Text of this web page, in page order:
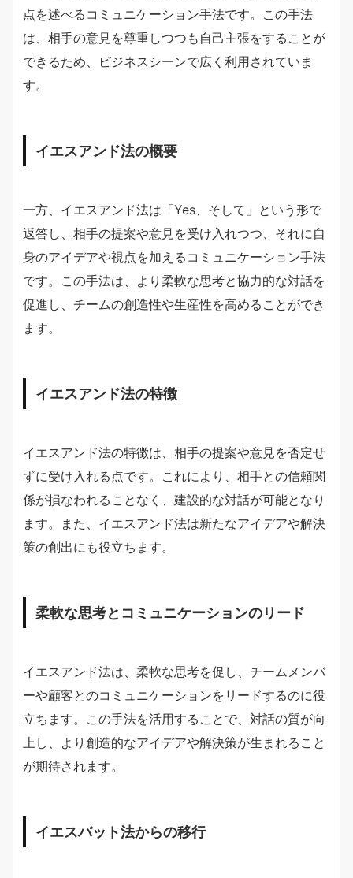
点を述べるコミュニケーション手法です。この手法
は、相手の意見を尊重しつつも自己主張をすることが
できるため、ビジネスシーンで広く利用されていま
す。
イエスアンド法の概要
一方、イエスアンド法は「Yes、そして」という形で
返答し、相手の提案や意見を受け入れつつ、それに自
身のアイデアや視点を加えるコミュニケーション手法
です。この手法は、より柔軟な思考と協力的な対話を
促進し、チームの創造性や生産性を高めることができ
ます。
イエスアンド法の特徴
イエスアンド法の特徴は、相手の提案や意見を否定せ
ずに受け入れる点です。これにより、相手との信頼関
係が損なわれることなく、建設的な対話が可能となり
ます。また、イエスアンド法は新たなアイデアや解決
策の創出にも役立ちます。
柔軟な思考とコミュニケーションのリード
イエスアンド法は、柔軟な思考を促し、チームメンバ
ーや顧客とのコミュニケーションをリードするのに役
立ちます。この手法を活用することで、対話の質が向
上し、より創造的なアイデアや解決策が生まれること
が期待されます。
イエスバット法からの移行